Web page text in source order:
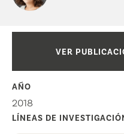
VER
AÑO
2018
LÍNEAS DE